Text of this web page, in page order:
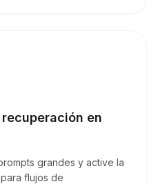
en
grandes y active la
flujos de